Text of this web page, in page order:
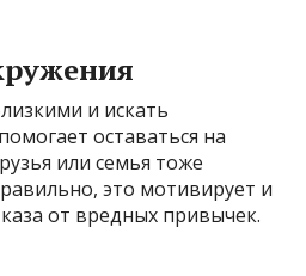
и искать
оставаться на
или семья тоже
это мотивирует и
от вредных привычек.